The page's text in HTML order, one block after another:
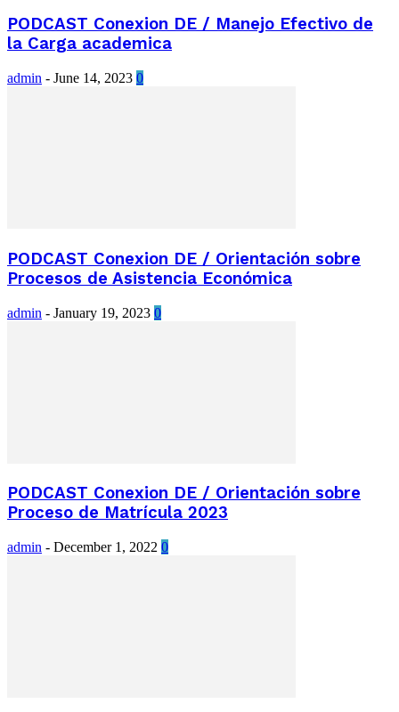
PODCAST Conexion DE / Manejo Efectivo de
la Carga academica
admin - June 14, 2023 0
PODCAST Conexion DE / Orientación sobre
Procesos de Asistencia Económica
admin - January 19, 2023 0
PODCAST Conexion DE / Orientación sobre
Proceso de Matrícula 2023
admin - December 1, 2022 0